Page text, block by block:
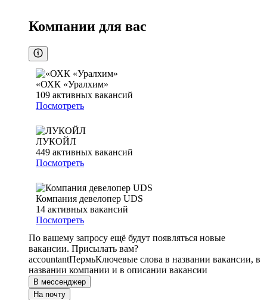
Компании для вас
«ОХК «Уралхим»
109 активных вакансий
Посмотреть
ЛУКОЙЛ
449 активных вакансий
Посмотреть
Компания девелопер UDS
14 активных вакансий
Посмотреть
По вашему запросу ещё будут появляться новые
вакансии. Присылать вам?
accountantПермьКлючевые слова в названии вакансии, в
названии компании и в описании вакансии
В мессенджер
На почту